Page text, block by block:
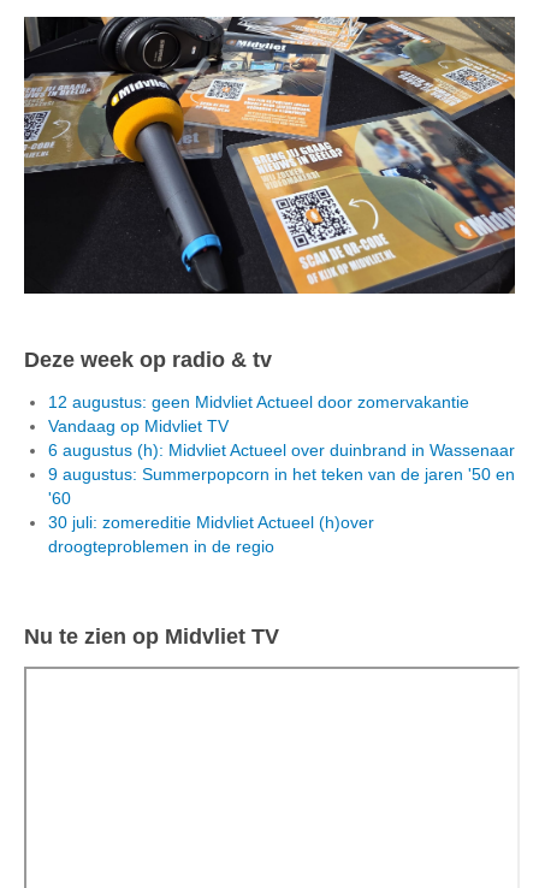
Deze week op radio & tv
12 augustus: geen Midvliet Actueel door zomervakantie
Vandaag op Midvliet TV
6 augustus (h): Midvliet Actueel over duinbrand in Wassenaar
9 augustus: Summerpopcorn in het teken van de jaren '50 en
'60
30 juli: zomereditie Midvliet Actueel (h)over
droogteproblemen in de regio
Nu te zien op Midvliet TV